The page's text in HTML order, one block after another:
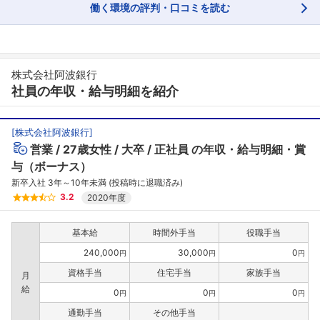
働く環境の評判・口コミを読む
株式会社阿波銀行
社員の年収・給与明細を紹介
[株式会社阿波銀行]
営業 27歳女性 大卒 正社員 の年収・給与明細・賞
与（ボーナス）
新卒入社 3年～10年未満 (投稿時に退職済み)
3.2
2020年度
月
給
基本給 時間外手当
役職手当
240,000円 30,000円 0円
資格手当 住宅手当
家族手当
0円 0円 0円
通勤手当 その他手当